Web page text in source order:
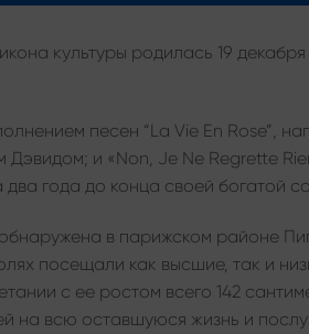
культуры родилась 19
песен “La Vie En Rose”,
Дэвидом; и «Non, Je Ne Regrette
два года до конца своей богатой
в парижском районе
посещали как высшие, так и
с ее ростом всего 142
на всю оставшуюся жизнь и